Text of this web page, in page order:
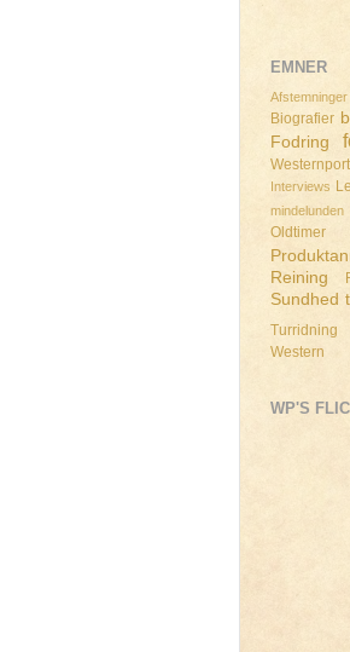
EMNER
Afstemninger
Biografier
Fodring
Interviews
mindelunden
Oldtimer
Reining
Sundhed
Turridning
Western
WP'S